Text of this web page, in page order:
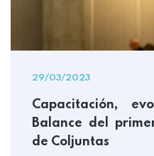
29/03/2023
Capacitación,
Balance del
de Coljuntas